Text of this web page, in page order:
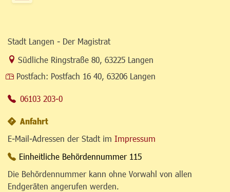
Stadt Langen - Der Magistrat
Link zur Google-Maps Navigation
Südliche Ringstraße 80, 63225 Langen
Postfach: Postfach 16 40, 63206 Langen
06103 203-0
Anfahrt
E-Mail-Adressen der Stadt im Impressum
Einheitliche Behördennummer 115
Die Behördennummer kann ohne Vorwahl von allen
Endgeräten angerufen werden.